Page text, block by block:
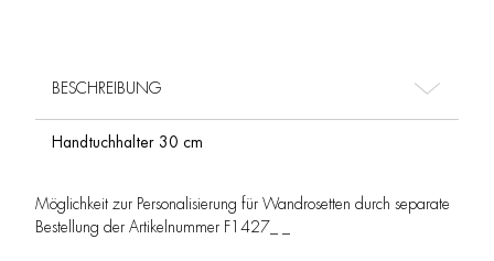
BESCHREIBUNG
Handtuchhalter 30 cm
Möglichkeit zur Personalisierung für Wandrosetten durch separate
Bestellung der Artikelnummer F1427_ _